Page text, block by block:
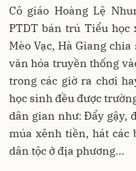
Cô giáo Hoàng Lệ
PTDT bán trú Tiểu học
Mèo Vạc, Hà Giang
văn hóa truyền thống
trong các giờ ra chơi
học sinh đều được
dân gian như: Đẩy gậy,
múa xênh tiền, hát các
dân tộc ở địa phương...